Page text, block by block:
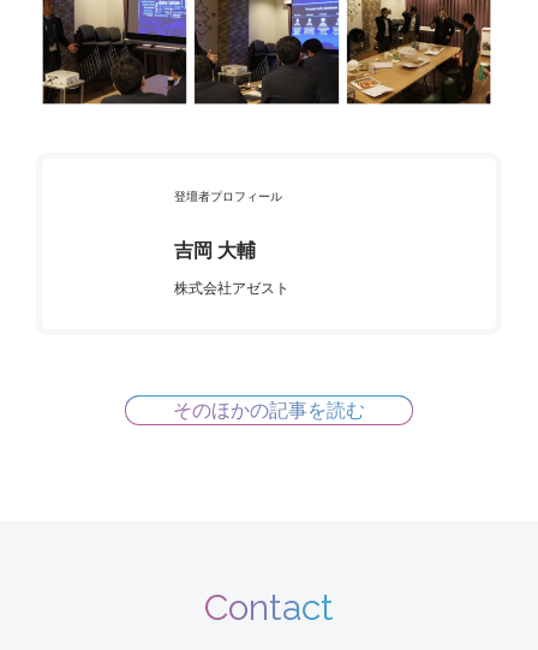
登壇者プロフィール
吉岡 大輔
株式会社アゼスト
そのほかの記事を読む
Contact